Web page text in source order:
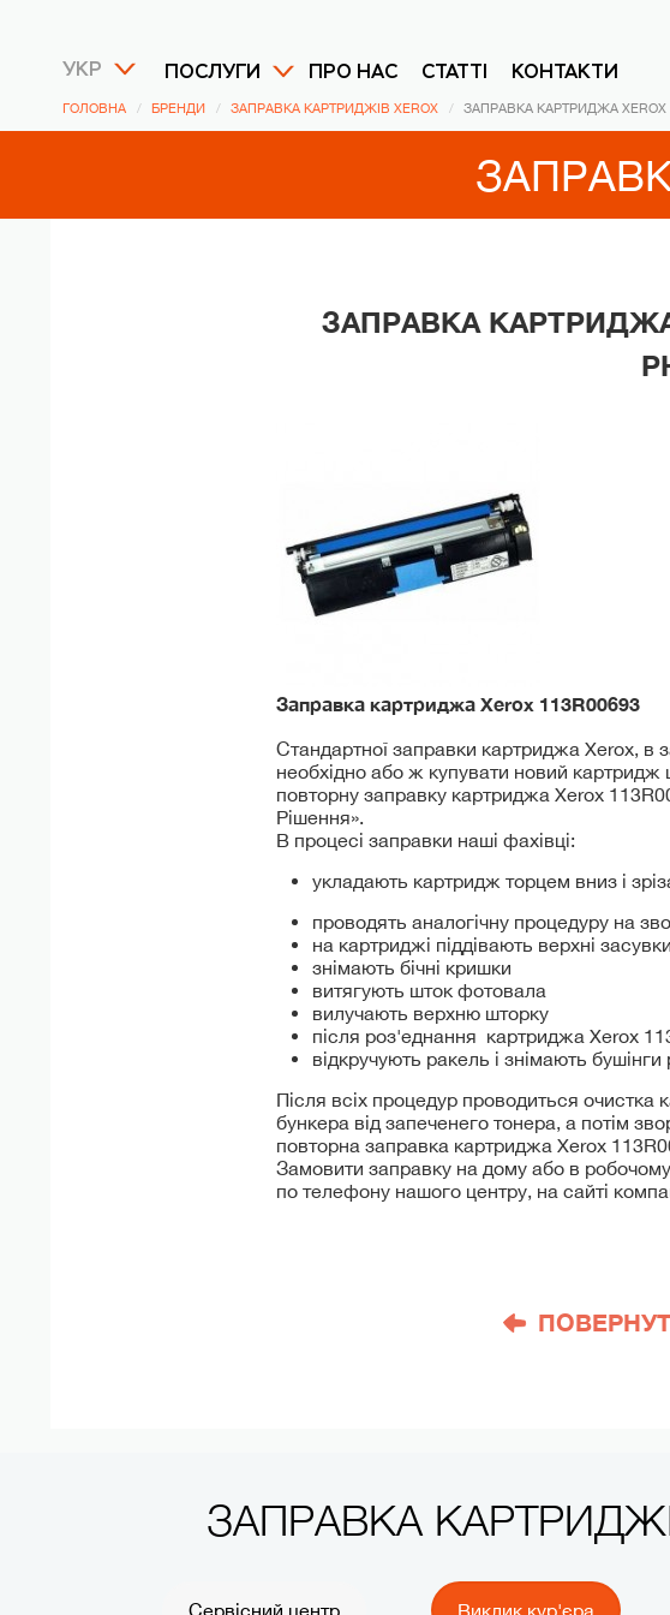
УКР ПОСЛУГИ ПРО НАС СТАТТІ КОНТАКТИ
ГОЛОВНА БРЕНДИ ЗАПРАВКА КАРТРИДЖІВ XEROX ЗАПРАВКА КАРТРИДЖА XEROX
ЗАПРАВКА КАРТРИДЖА
Заправка картриджа Xerox 113R00693
Стандартної заправки картриджа Xerox, в
необхідно або ж купувати новий картридж
повторну заправку картриджа Xerox
Рішення».
В процесі заправки наші фахівці:
укладають картридж торцем вниз і
проводять аналогічну процедуру на
на картриджі піддівають верхні засувки
знімають бічні кришки
витягують шток фотовала
вилучають верхню шторку
після роз'еднання картриджа Xerox
відкручують ракель і знімають
Після всіх процедур проводиться очистка
бункера від запеченего тонера, а потім
повторна заправка картриджа Xerox
Замовити заправку на дому або в робочому
по телефону нашого центру, на сайті
ЗАПРАВКА
Сервісний центр Виклик кур'єра